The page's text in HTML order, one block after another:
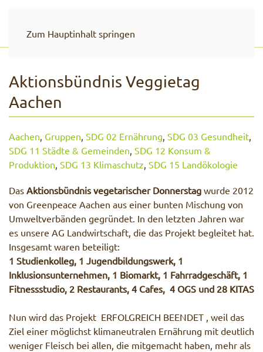
Zum Hauptinhalt springen
Aktionsbündnis Veggietag
Aachen
Aachen, Gruppen, SDG 02 Ernährung, SDG 03 Gesundheit,
SDG 11 Städte & Gemeinden, SDG 12 Konsum &
Produktion, SDG 13 Klimaschutz, SDG 15 Landökologie
Das Aktionsbündnis vegetarischer Donnerstag wurde 2012
von Greenpeace Aachen aus einer bunten Mischung von
Umweltverbänden gegründet. In den letzten Jahren war
es unsere AG Landwirtschaft, die das Projekt begleitet hat.
Insgesamt waren beteiligt:
1 Studienkolleg, 1 Jugendbildungswerk, 1
Inklusionsunternehmen, 1 Biomarkt, 1 Fahrradgeschäft, 1
Fitnessstudio, 2 Restaurants, 4 Cafes, 4 OGS und 28 KITAS
Nun wird das Projekt ERFOLGREICH BEENDET , weil das
Ziel einer möglichst klimaneutralen Ernährung mit deutlich
weniger Fleisch bei allen, die mitgemacht haben, mehr als